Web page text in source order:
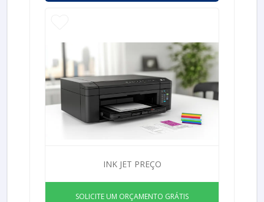
INK JET PREÇO
SOLICITE UM ORÇAMENTO GRÁTIS